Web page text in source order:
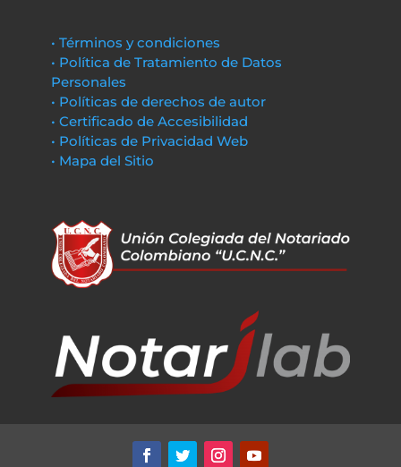
• Términos y condiciones
• Política de Tratamiento de Datos
Personales
• Políticas de derechos de autor
• Certificado de Accesibilidad
• Políticas de Privacidad Web
• Mapa del Sitio